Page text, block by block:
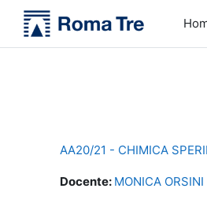
Vai al contenuto principale
AA20/21 - CHIMICA
Docente: MONICA ORSINI